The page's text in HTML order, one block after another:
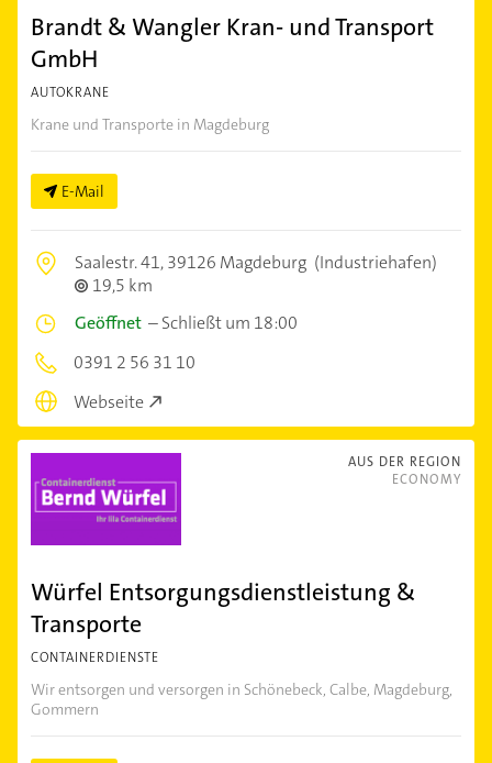
Brandt & Wangler Kran- und Transport
GmbH
AUTOKRANE
Krane und Transporte in Magdeburg
E-Mail
Saalestr. 41,39126 Magdeburg (Industriehafen)
19,5 km
Geöffnet –Schließt um 18:00
0391 2 56 31 10
Webseite
AUS DER REGION
ECONOMY
Würfel Entsorgungsdienstleistung &
Transporte
CONTAINERDIENSTE
Wir entsorgen und versorgen in Schönebeck, Calbe, Magdeburg,
Gommern